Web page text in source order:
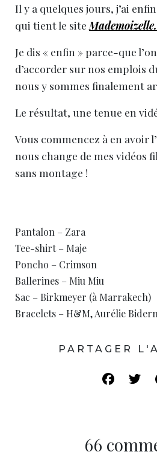
Il y a quelques jours, j’ai
qui tient le site
Je dis « enfin » parce-que
d’accorder sur nos emplois
nous y sommes finalement
Le résultat, une tenue en
Vous commencez à en avoir
nous change de mes vidéos
sans montage !
Pantalon – Zara
Tee-shirt – Maje
Poncho – Crimson
Ballerines – Miu Miu
Sac – Birkmeyer (à Marrakech)
Bracelets – H&M, Aurélie
PARTAGER
66